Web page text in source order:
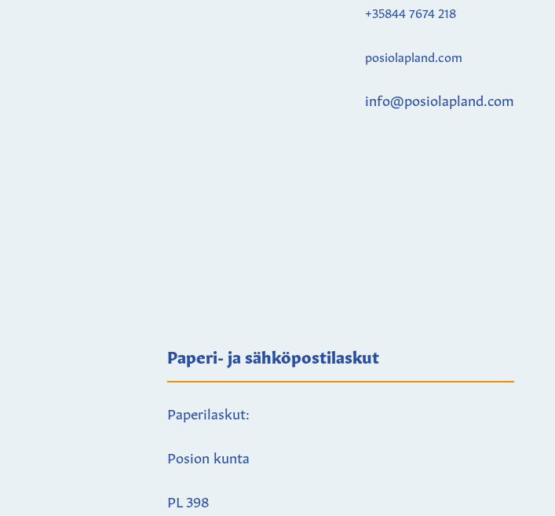
+35844 7674 218
posiolapland.com
info@posiolapland.com
Paperi- ja sähköpostilaskut
Paperilaskut:
Posion kunta
PL 398